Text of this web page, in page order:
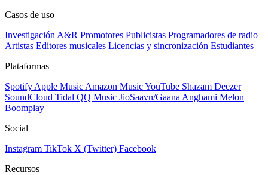
Casos de uso
Investigación A&R Promotores Publicistas Programadores de radio
Artistas Editores musicales Licencias y sincronización Estudiantes
Plataformas
Spotify Apple Music Amazon MusicYouTube Shazam Deezer
SoundCloud Tidal QQ Music JioSaavn/Gaana Anghami Melon
Boomplay
Social
Instagram TikTok X (Twitter) Facebook
Recursos